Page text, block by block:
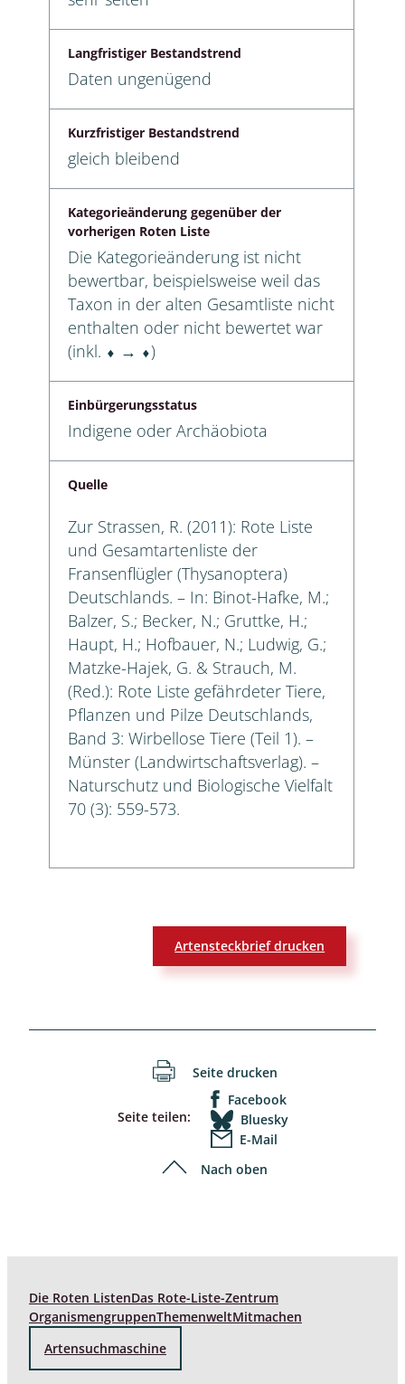
Langfristiger Bestandstrend
Daten ungenügend
Kurzfristiger Bestandstrend
gleich bleibend
Kategorieänderung gegenüber der
vorherigen Roten Liste
Die Kategorieänderung ist nicht
bewertbar, beispielsweise weil das
Taxon in der alten Gesamtliste nicht
enthalten oder nicht bewertet war
(inkl. ⬧ → ⬧)
Einbürgerungsstatus
Indigene oder Archäobiota
Quelle
Zur Strassen, R. (2011): Rote Liste
und Gesamtartenliste der
Fransenflügler (Thysanoptera)
Deutschlands. – In: Binot-Hafke, M.;
Balzer, S.; Becker, N.; Gruttke, H.;
Haupt, H.; Hofbauer, N.; Ludwig, G.;
Matzke-Hajek, G. & Strauch, M.
(Red.): Rote Liste gefährdeter Tiere,
Pflanzen und Pilze Deutschlands,
Band 3: Wirbellose Tiere (Teil 1). –
Münster (Landwirtschaftsverlag). –
Naturschutz und Biologische Vielfalt
70 (3): 559-573.
Artensteckbrief drucken
Seite drucken
Seite teilen:
Facebook
Bluesky
E-Mail
Nach oben
Die Roten ListenDas Rote-Liste-Zentrum
OrganismengruppenThemenweltMitmachen
Artensuchmaschine